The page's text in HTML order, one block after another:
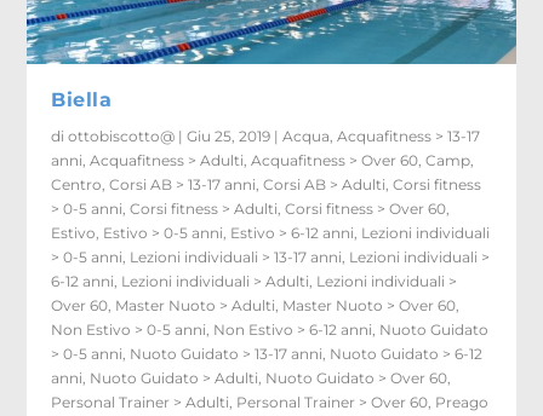
Biella
diottobiscotto@ |Giu 25, 2019 |Acqua,Acquafitness > 13-17
anni,Acquafitness > Adulti,Acquafitness > Over 60,Camp,
Centro,Corsi AB > 13-17 anni,Corsi AB > Adulti,Corsi fitness
> 0-5 anni,Corsi fitness > Adulti,Corsi fitness > Over 60,
Estivo, Estivo > 0-5 anni, Estivo > 6-12 anni, Lezioni individuali
> 0-5 anni, Lezioni individuali > 13-17 anni, Lezioni individuali >
6-12 anni, Lezioni individuali > Adulti, Lezioni individuali >
Over 60, Master Nuoto > Adulti, Master Nuoto > Over 60,
Non Estivo > 0-5 anni, Non Estivo > 6-12 anni, Nuoto Guidato
> 0-5 anni, Nuoto Guidato > 13-17 anni, Nuoto Guidato > 6-12
anni, Nuoto Guidato > Adulti, Nuoto Guidato > Over 60,
Personal Trainer > Adulti, Personal Trainer > Over 60, Preago